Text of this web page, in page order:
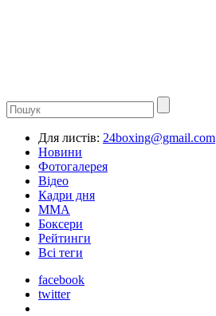
Для листів: 24boxing@gmail.com
Новини
Фотогалерея
Відео
Кадри дня
ММА
Боксери
Рейтинги
Всі теги
facebook
twitter